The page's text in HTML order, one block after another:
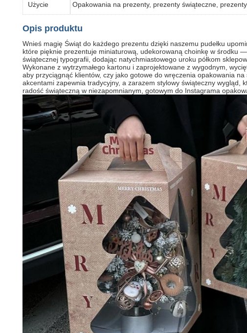
Użycie Opakowania na prezenty, prezenty świąteczne,
Opis produktu
Wnieś magię Świąt do każdego prezentu dzięki naszemu pudełku
które pięknie prezentuje miniaturową, udekorowaną choinkę w środku
świątecznej typografii, dodając natychmiastowego uroku półkom
Wykonane z wytrzymałego kartonu i zaprojektowane z wygodnym,
aby przyciągnąć klientów, czy jako gotowe do wręczenia opakowania
akcentami zapewnia tradycyjny, a zarazem stylowy świąteczny
radość świąteczną w niezapomnianym, gotowym do Instagrama